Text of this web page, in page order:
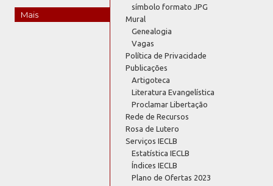
Mais
símbolo formato JPG
Mural
Genealogia
Vagas
Política de Privacidade
Publicações
Artigoteca
Literatura Evangelística
Proclamar Libertação
Rede de Recursos
Rosa de Lutero
Serviços IECLB
Estatística IECLB
Índices IECLB
Plano de Ofertas 2023